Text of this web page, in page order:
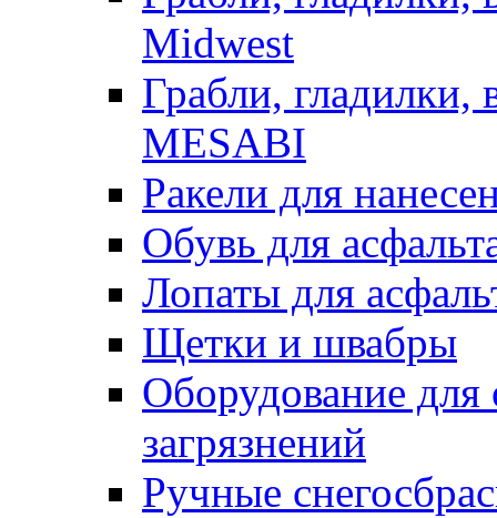
Midwest
Грабли, гладилки,
MESABI
Ракели для
Обувь для
Лопаты для
Щетки и швабры
Оборудование для
загрязнений
Ручные